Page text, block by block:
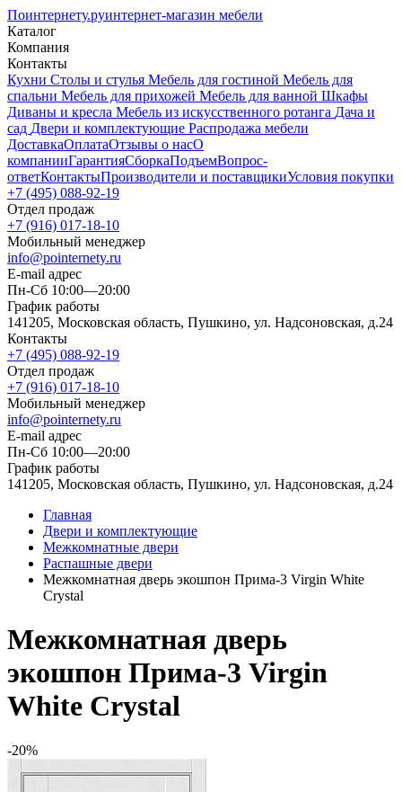
Поинтернету.руинтернет-магазин мебели
Каталог
Компания
Контакты
Кухни Столы и стулья Мебель для гостиной Мебель для
спальни Мебель для прихожей Мебель для ванной Шкафы
Диваны и кресла Мебель из искусственного ротанга Дача и
сад Двери и комплектующие Распродажа мебели
ДоставкаОплатаОтзывы о насО
компанииГарантияСборкаПодъемВопрос-
ответКонтактыПроизводители и поставщикиУсловия покупки
+7 (495) 088-92-19
Отдел продаж
+7 (916) 017-18-10
Мобильный менеджер
info@pointernety.ru
E-mail адрес
Пн-Сб 10:00—20:00
График работы
141205, Московская область, Пушкино, ул. Надсоновская, д.24
Контакты
+7 (495) 088-92-19
Отдел продаж
+7 (916) 017-18-10
Мобильный менеджер
info@pointernety.ru
E-mail адрес
Пн-Сб 10:00—20:00
График работы
141205, Московская область, Пушкино, ул. Надсоновская, д.24
Главная
Двери и комплектующие
Межкомнатные двери
Распашные двери
Межкомнатная дверь экошпон Прима-3 Virgin White
Сrystal
Межкомнатная дверь
экошпон Прима-3 Virgin
White Сrystal
-20%